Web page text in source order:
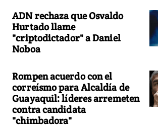
ADN rechaza que Osvaldo
Hurtado llame
"criptodictador" a Daniel
Noboa
Rompen acuerdo con el
correísmo para Alcaldía de
Guayaquil: líderes arremeten
contra candidata
"chimbadora"